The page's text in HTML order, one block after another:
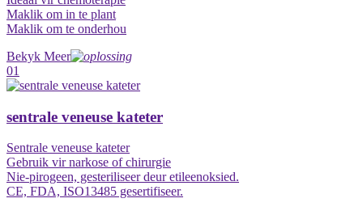
Maklik om in te plant
Maklik om te onderhou
Bekyk Meer
01
sentrale veneuse kateter
Sentrale veneuse kateter
Gebruik vir narkose of chirurgie
Nie-pirogeen, gesteriliseer deur etileenoksied.
CE, FDA, ISO13485 gesertifiseer.